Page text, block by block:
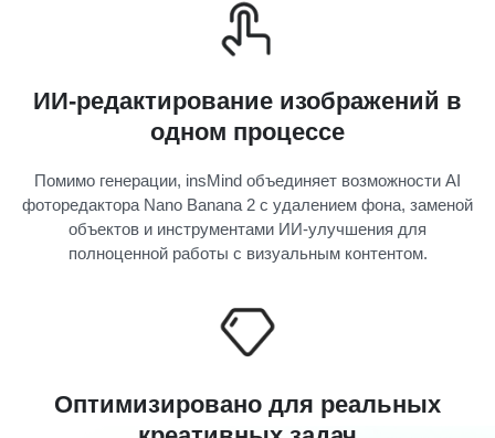
ИИ-редактирование изображений в
одном процессе
Помимо генерации, insMind объединяет возможности AI
фоторедактора Nano Banana 2 с удалением фона, заменой
объектов и инструментами ИИ-улучшения для
полноценной работы с визуальным контентом.
Оптимизировано для реальных